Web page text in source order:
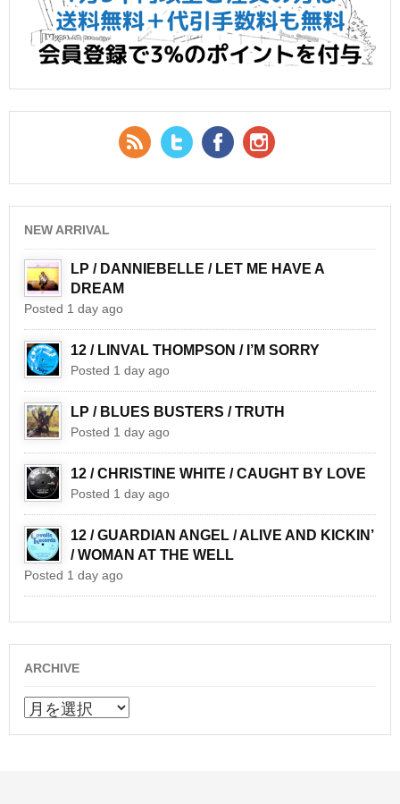
RSS Feed
Twitter Facebook
NEW ARRIVAL
LP / DANNIEBELLE / LET ME HAVE A
DREAM
Posted 1 day ago
12 / LINVAL THOMPSON / I’M SORRY
Posted 1 day ago
LP / BLUES BUSTERS / TRUTH
Posted 1 day ago
12 / CHRISTINE WHITE / CAUGHT BY LOVE
Posted 1 day ago
12 / GUARDIAN ANGEL / ALIVE AND KICKIN’
/ WOMAN AT THE WELL
Posted 1 day ago
ARCHIVE
ARCHIVE